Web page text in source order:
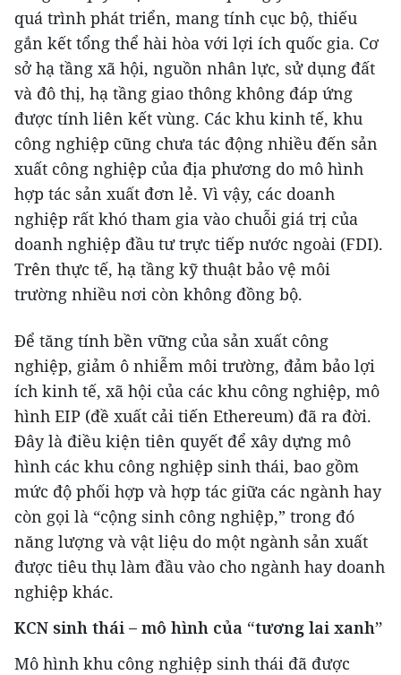
quá trình phát triển, mang tính cục bộ, thiếu
gắn kết tổng thể hài hòa với lợi ích quốc gia. Cơ
sở hạ tầng xã hội, nguồn nhân lực, sử dụng đất
và đô thị, hạ tầng giao thông không đáp ứng
được tính liên kết vùng. Các khu kinh tế, khu
công nghiệp cũng chưa tác động nhiều đến sản
xuất công nghiệp của địa phương do mô hình
hợp tác sản xuất đơn lẻ. Vì vậy, các doanh
nghiệp rất khó tham gia vào chuỗi giá trị của
doanh nghiệp đầu tư trực tiếp nước ngoài (FDI).
Trên thực tế, hạ tầng kỹ thuật bảo vệ môi
trường nhiều nơi còn không đồng bộ.
Để tăng tính bền vững của sản xuất công
nghiệp, giảm ô nhiễm môi trường, đảm bảo lợi
ích kinh tế, xã hội của các khu công nghiệp, mô
hình EIP (đề xuất cải tiến Ethereum) đã ra đời.
Đây là điều kiện tiên quyết để xây dựng mô
hình các khu công nghiệp sinh thái, bao gồm
mức độ phối hợp và hợp tác giữa các ngành hay
còn gọi là “cộng sinh công nghiệp,” trong đó
năng lượng và vật liệu do một ngành sản xuất
được tiêu thụ làm đầu vào cho ngành hay doanh
nghiệp khác.
KCN sinh thái – mô hình của “tương lai xanh”
Mô hình khu công nghiệp sinh thái đã được